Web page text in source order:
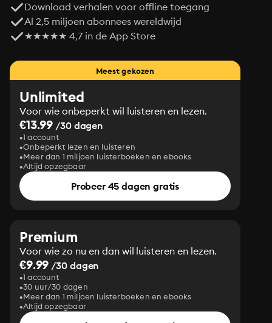
Download verhalen voor offline toegang
Al 2,5 miljoen abonnees wereldwijd
★★★★★ 4,7 in de App Store
Meest gekozen
Unlimited
Voor wie onbeperkt wil luisteren en lezen.
€13.99 /30 dagen
1 account
Onbeperkt lezen en luisteren
Meer dan 1 miljoen luisterboeken en ebooks
Altijd opzegbaar
Probeer 45 dagen gratis
Premium
Voor wie zo nu en dan wil luisteren en lezen.
€9.99 /30 dagen
1 account
30 uur/30 dagen
Meer dan 1 miljoen luisterboeken en ebooks
Altijd opzegbaar